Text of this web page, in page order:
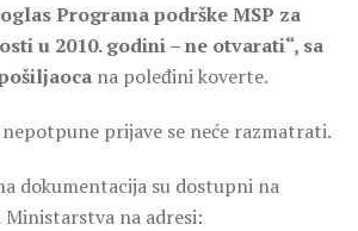
Programa podrške MSP za
u 2010. godini – ne otvarati“, sa
na poleđini koverte.
prijave se neće razmatrati.
dokumentacija su dostupni na
na adresi: